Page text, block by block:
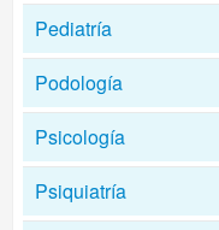
Pediatría
Podología
Psicología
Psiquiatría